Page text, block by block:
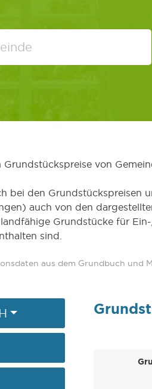
von
bei den
auch von den
Grundstücke für
sind.
aus dem Grundbuch und